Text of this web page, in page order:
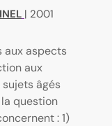
| 2001
aux aspects
aux
sujets âgés
question
: 1)